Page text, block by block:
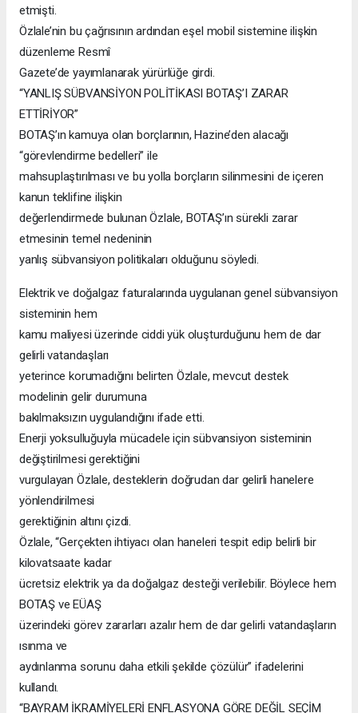
etmişti.
Özlale’nin bu çağrısının ardından eşel mobil sistemine ilişkin
düzenleme Resmî
Gazete’de yayımlanarak yürürlüğe girdi.
“YANLIŞ SÜBVANSİYON POLİTİKASI BOTAŞ’I ZARAR
ETTİRİYOR”
BOTAŞ’ın kamuya olan borçlarının, Hazine’den alacağı
“görevlendirme bedelleri” ile
mahsuplaştırılması ve bu yolla borçların silinmesini de içeren
kanun teklifine ilişkin
değerlendirmede bulunan Özlale, BOTAŞ’ın sürekli zarar
etmesinin temel nedeninin
yanlış sübvansiyon politikaları olduğunu söyledi.
Elektrik ve doğalgaz faturalarında uygulanan genel sübvansiyon
sisteminin hem
kamu maliyesi üzerinde ciddi yük oluşturduğunu hem de dar
gelirli vatandaşları
yeterince korumadığını belirten Özlale, mevcut destek
modelinin gelir durumuna
bakılmaksızın uygulandığını ifade etti.
Enerji yoksulluğuyla mücadele için sübvansiyon sisteminin
değiştirilmesi gerektiğini
vurgulayan Özlale, desteklerin doğrudan dar gelirli hanelere
yönlendirilmesi
gerektiğinin altını çizdi.
Özlale, “Gerçekten ihtiyacı olan haneleri tespit edip belirli bir
kilovatsaate kadar
ücretsiz elektrik ya da doğalgaz desteği verilebilir. Böylece hem
BOTAŞ ve EÜAŞ
üzerindeki görev zararları azalır hem de dar gelirli vatandaşların
ısınma ve
aydınlanma sorunu daha etkili şekilde çözülür” ifadelerini
kullandı.
“BAYRAM İKRAMİYELERİ ENFLASYONA GÖRE DEĞİL SEÇİM